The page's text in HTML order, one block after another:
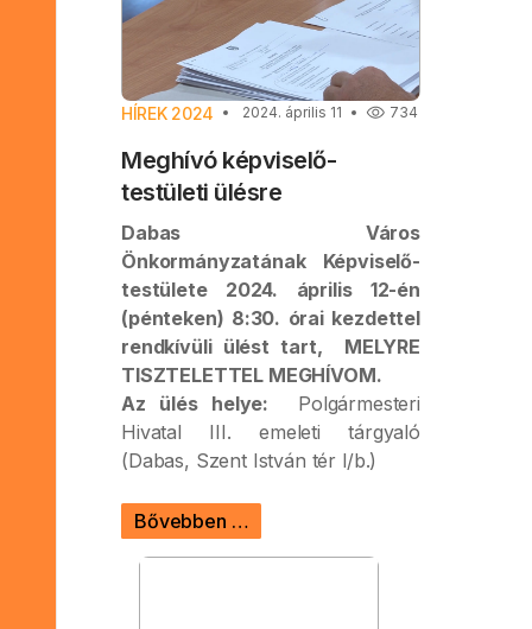
HÍREK 2024 2024. április 11 734
Meghívó képviselő-
testületi ülésre
Dabas Város
Önkormányzatának Képviselő-
testülete 2024. április 12-én
(pénteken) 8:30. órai kezdettel
rendkívüli ülést tart, MELYRE
TISZTELETTEL MEGHÍVOM.
Az ülés helye: Polgármesteri
Hivatal III. emeleti tárgyaló
(Dabas, Szent István tér l/b.)
Bővebben …